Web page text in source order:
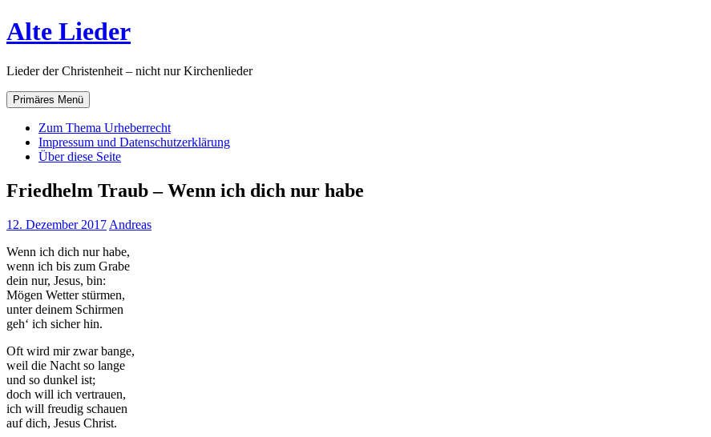
Zum
Inhalt
Alte Lieder
Lieder der Christenheit – nicht nur Kirchenlieder
Primäres Menü
Zum Thema Urheberrecht
Impressum und Datenschutzerklärung
Über diese Seite
Friedhelm Traub – Wenn ich dich nur habe
12. Dezember 2017 Andreas
Wenn ich dich nur habe,
wenn ich bis zum Grabe
dein nur, Jesus, bin:
Mögen Wetter stürmen,
unter deinem Schirmen
geh‘ ich sicher hin.
Oft wird mir zwar bange,
weil die Nacht so lange
und so dunkel ist;
doch will ich vertrauen,
ich will freudig schauen
auf dich, Jesus Christ.